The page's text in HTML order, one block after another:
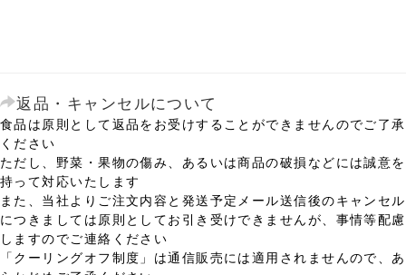
返品・キャンセルについて
食品は原則として返品をお受けすることができませんのでご了承
ください
ただし、野菜・果物の傷み、あるいは商品の破損などには誠意を
持って対応いたします
また、当社よりご注文内容と発送予定メール送信後のキャンセル
につきましては原則としてお引き受けできませんが、事情等配慮
しますのでご連絡ください
「クーリングオフ制度」は通信販売には適用されませんので、あ